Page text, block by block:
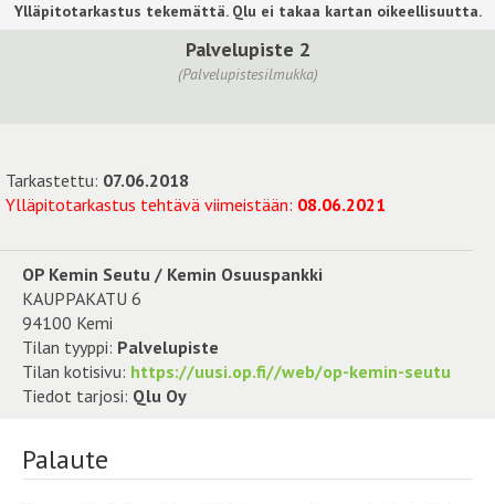
Palvelupiste 2
(Palvelupistesilmukka)
Tarkastettu: 07.06.2018
Ylläpitotarkastus tehtävä viimeistään: 08.06.2021
OP Kemin Seutu / Kemin Osuuspankki
KAUPPAKATU 6
94100 Kemi
Tilan tyyppi: Palvelupiste
Tilan kotisivu: https://uusi.op.fi//web/op-kemin-seutu
Tiedot tarjosi: Qlu Oy
Palaute